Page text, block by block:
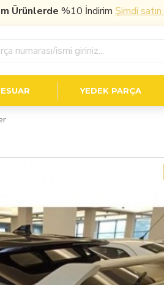
%10 İndirimŞimdi satın al
YEDEK PARÇA